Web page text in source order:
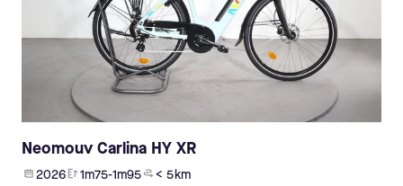
Neomouv Carlina HY XR
2026 1m75-1m95 < 5 km